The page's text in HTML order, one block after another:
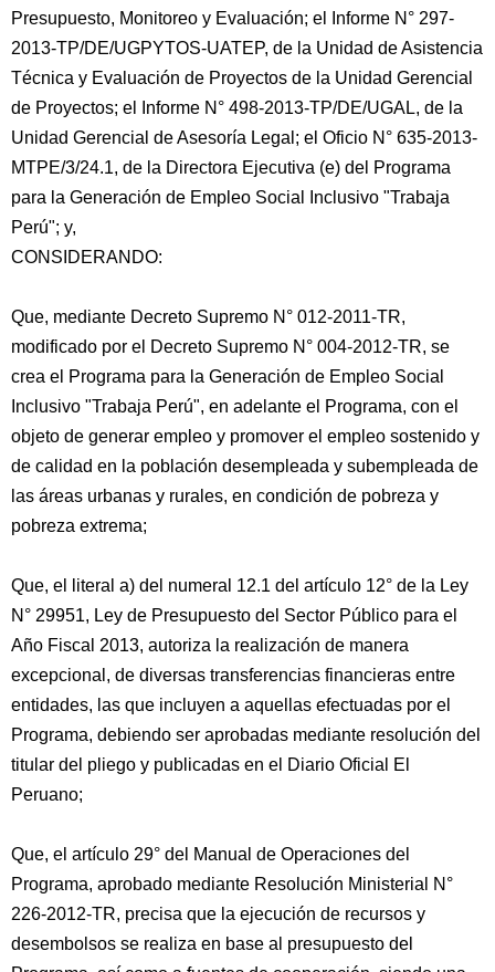
Presupuesto, Monitoreo y Evaluación; el Informe N° 297-
2013-TP/DE/UGPYTOS-UATEP, de la Unidad de Asistencia
Técnica y Evaluación de Proyectos de la Unidad Gerencial
de Proyectos; el Informe N° 498-2013-TP/DE/UGAL, de la
Unidad Gerencial de Asesoría Legal; el Oficio N° 635-2013-
MTPE/3/24.1, de la Directora Ejecutiva (e) del Programa
para la Generación de Empleo Social Inclusivo "Trabaja
Perú"; y,
CONSIDERANDO:
Que, mediante Decreto Supremo N° 012-2011-TR,
modificado por el Decreto Supremo N° 004-2012-TR, se
crea el Programa para la Generación de Empleo Social
Inclusivo "Trabaja Perú", en adelante el Programa, con el
objeto de generar empleo y promover el empleo sostenido y
de calidad en la población desempleada y subempleada de
las áreas urbanas y rurales, en condición de pobreza y
pobreza extrema;
Que, el literal a) del numeral 12.1 del artículo 12° de la Ley
N° 29951, Ley de Presupuesto del Sector Público para el
Año Fiscal 2013, autoriza la realización de manera
excepcional, de diversas transferencias financieras entre
entidades, las que incluyen a aquellas efectuadas por el
Programa, debiendo ser aprobadas mediante resolución del
titular del pliego y publicadas en el Diario Oficial El
Peruano;
Que, el artículo 29° del Manual de Operaciones del
Programa, aprobado mediante Resolución Ministerial N°
226-2012-TR, precisa que la ejecución de recursos y
desembolsos se realiza en base al presupuesto del